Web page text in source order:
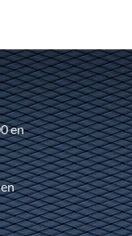
en